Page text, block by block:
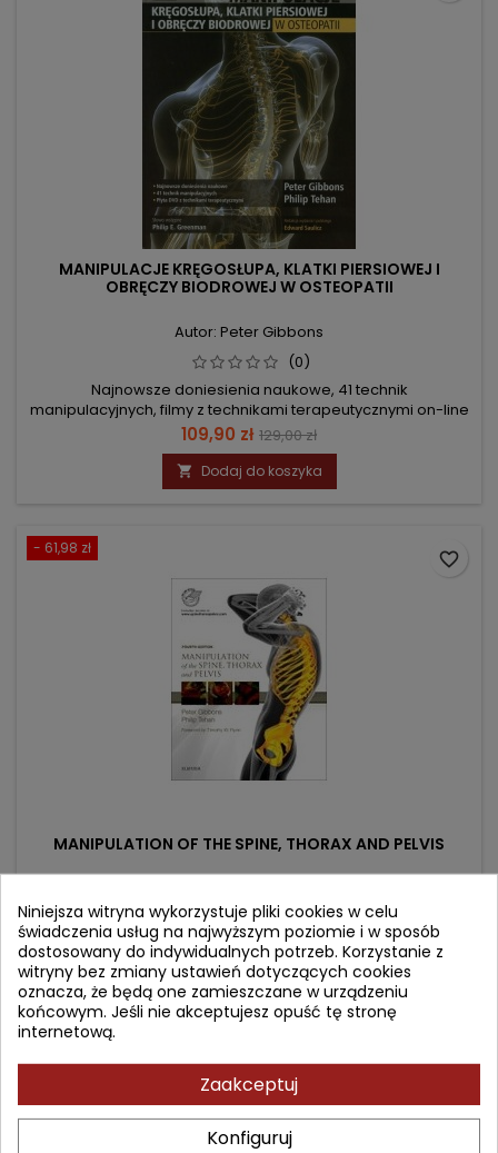
MANIPULACJE KRĘGOSŁUPA, KLATKI PIERSIOWEJ I
OBRĘCZY BIODROWEJ W OSTEOPATII
Autor: Peter Gibbons
(0)
Najnowsze doniesienia naukowe, 41 technik
manipulacyjnych, filmy z technikami terapeutycznymi on-line
Cena
109,90 zł Cena
podstawowa
129,00 zł
 Dodaj do koszyka
- 61,98 zł
MANIPULATION OF THE SPINE, THORAX AND PELVIS
Autor: Peter Gibbons
(0)
Cena
351,25 złCena
podstawowa
413,23 zł
 Dodaj do koszyka
favorite_border
Nowy
Niniejsza witryna wykorzystuje pliki cookies w celu
świadczenia usług na najwyższym poziomie i w sposób
dostosowany do indywidualnych potrzeb. Korzystanie z
witryny bez zmiany ustawień dotyczących cookies
oznacza, że będą one zamieszczane w urządzeniu
końcowym. Jeśli nie akceptujesz opuść tę stronę
internetową.
Zaakceptuj
Konfiguruj